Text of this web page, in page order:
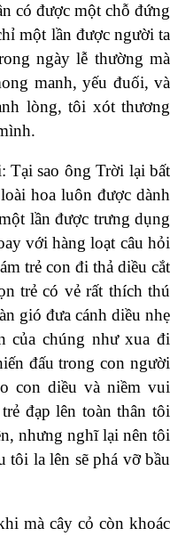
có được một chỗ đứng
một lần được người ta
ngày lễ thường mà
manh, yếu đuối, và
lòng, tôi xót thương
sao ông Trời lại bất
hoa luôn được dành
lần được trưng dụng
với hàng loạt câu hỏi
trẻ con đi thả diều cắt
trẻ có vẻ rất thích thú
gió đưa cánh diều nhẹ
của chúng như xua đi
đấu trong con người
con diều và niềm vui
đạp lên toàn thân tôi
nhưng nghĩ lại nên tôi
tôi la lên sẽ phá vỡ bầu
mà cây cỏ còn khoác